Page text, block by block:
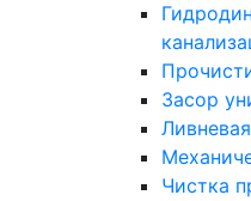
Засор
Чистка